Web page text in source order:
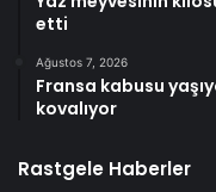
etti
Ağustos 7, 2026
Fransa kabusu
kovalıyor
Rastgele Haberler